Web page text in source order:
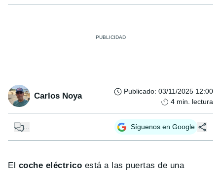
Carlos Noya Publicado: 03/11/2025 12:00
4 min. lectura
... Síguenos en Google
El coche eléctrico está a las puertas de una